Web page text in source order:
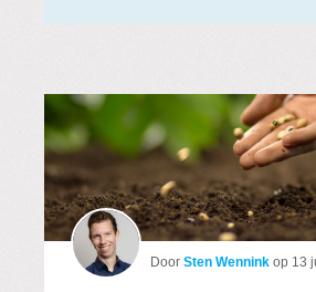
Door Sten Wennink op 13